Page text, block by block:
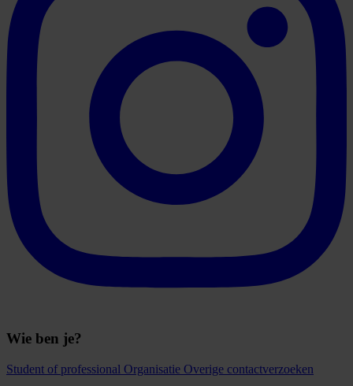
Wie ben je?
Student of professional Organisatie Overige contactverzoeken